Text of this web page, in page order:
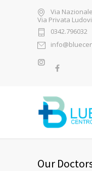
Via
Via Privata
0342.796032
Our